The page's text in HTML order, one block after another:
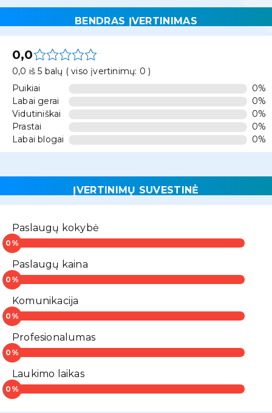
BENDRAS ĮVERTINIMAS
0,0
0,0 iš 5 balų ( viso įvertinimų: 0 )
Puikiai
0%
Labai gerai
0%
Vidutiniškai
0%
Prastai
0%
Labai blogai
0%
ĮVERTINIMŲ SUVESTINĖ
Paslaugų kokybė
Paslaugų kaina
Komunikacija
Profesionalumas
Laukimo laikas